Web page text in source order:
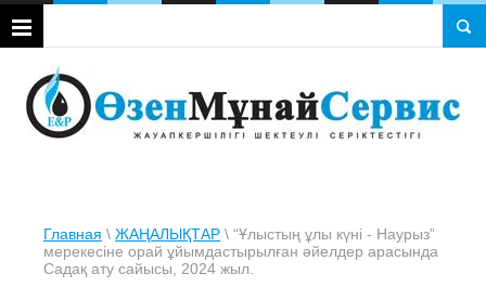
Главная \ ЖАҢАЛЫҚТАР \ “Ұлыстың ұлы күні - Наурыз”
мерекесіне орай ұйымдастырылған әйелдер арасында
Садақ ату сайысы, 2024 жыл.